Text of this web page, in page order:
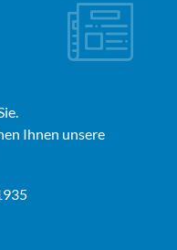
Ihnen unsere